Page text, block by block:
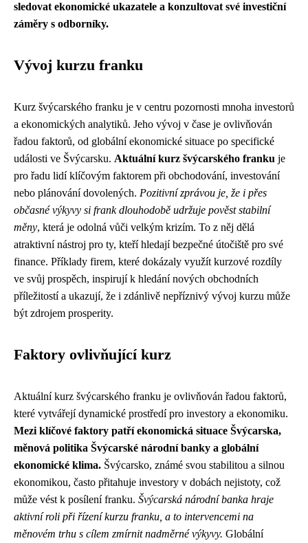
sledovat ekonomické ukazatele a konzultovat své investiční
záměry s odborníky.
Vývoj kurzu franku
Kurz švýcarského franku je v centru pozornosti mnoha investorů
a ekonomických analytiků. Jeho vývoj v čase je ovlivňován
řadou faktorů, od globální ekonomické situace po specifické
události ve Švýcarsku. Aktuální kurz švýcarského franku je
pro řadu lidí klíčovým faktorem při obchodování, investování
nebo plánování dovolených. Pozitivní zprávou je, že i přes
občasné výkyvy si frank dlouhodobě udržuje pověst stabilní
měny, která je odolná vůči velkým krizím. To z něj dělá
atraktivní nástroj pro ty, kteří hledají bezpečné útočiště pro své
finance. Příklady firem, které dokázaly využít kurzové rozdíly
ve svůj prospěch, inspirují k hledání nových obchodních
příležitostí a ukazují, že i zdánlivě nepříznivý vývoj kurzu může
být zdrojem prosperity.
Faktory ovlivňující kurz
Aktuální kurz švýcarského franku je ovlivňován řadou faktorů,
které vytvářejí dynamické prostředí pro investory a ekonomiku.
Mezi klíčové faktory patří ekonomická situace Švýcarska,
měnová politika Švýcarské národní banky a globální
ekonomické klima. Švýcarsko, známé svou stabilitou a silnou
ekonomikou, často přitahuje investory v dobách nejistoty, což
může vést k posílení franku. Švýcarská národní banka hraje
aktivní roli při řízení kurzu franku, a to intervencemi na
měnovém trhu s cílem zmírnit nadměrné výkyvy. Globální